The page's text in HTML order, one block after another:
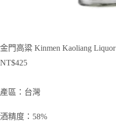
金門高粱 Kinmen Kaoliang Liquor
NT$425
產區：台灣
酒精度：58%